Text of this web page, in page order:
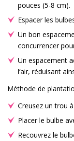
pouces (5-8 cm).
Espacer les
Un bon
concurrencer
Un espacement
l’air, réduisant
Méthode de
Creusez un trou
Placer le bulbe
Recouvrez le